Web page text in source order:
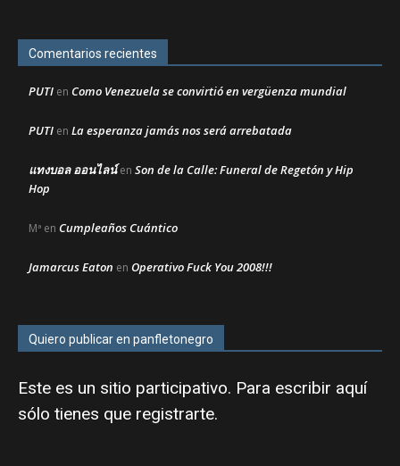
Comentarios recientes
PUTI en Como Venezuela se convirtió en vergüenza mundial
PUTI en La esperanza jamás nos será arrebatada
แทงบอล ออนไลน์en Son de la Calle: Funeral de Regetón y Hip
Hop
Mª en Cumpleaños Cuántico
Jamarcus Eaton en Operativo Fuck You 2008!!!
Quiero publicar en panfletonegro
Este es un sitio participativo. Para escribir aquí
sólo tienes que registrarte.